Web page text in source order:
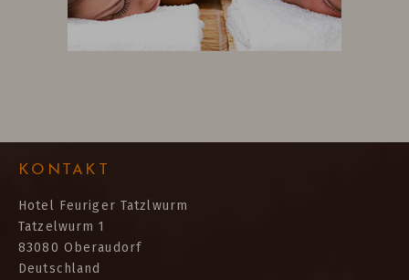
KONTAKT
Hotel Feuriger Tatzlwurm
Tatzelwurm 1
83080 Oberaudorf
Deutschland